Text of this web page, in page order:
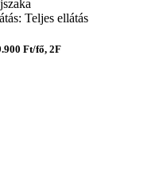
Teljes ellátás
Ft/fő, 2F